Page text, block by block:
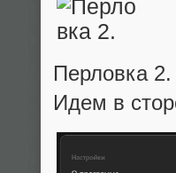
Перловка 2.
Идем в